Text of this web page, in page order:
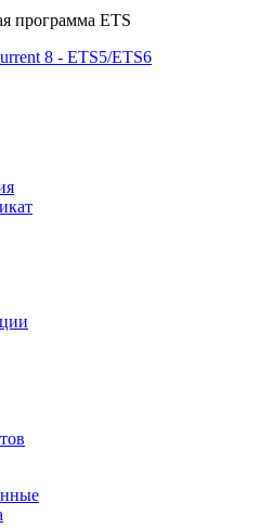
программа ETS
8 - ETS5/ETS6